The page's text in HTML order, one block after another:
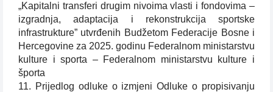
„Kapitalni transferi drugim nivoima vlasti i fondovima –
izgradnja, adaptacija i rekonstrukcija sportske
infrastrukture” utvrđenih Budžetom Federacije Bosne i
Hercegovine za 2025. godinu Federalnom ministarstvu
kulture i sporta – Federalnom ministarstvu kulture i
športa
11. Prijedlog odluke o izmjeni Odluke o propisivanju